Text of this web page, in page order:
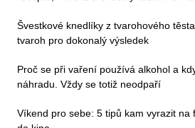
Švestkové knedlíky z tvarohového
tvaroh pro dokonalý výsledek
Proč se při vaření používá alkohol a
náhradu. Vždy se totiž neodpaří
Víkend pro sebe: 5 tipů kam vyrazit na